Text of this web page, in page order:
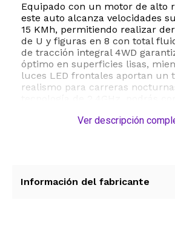
Equipado con un motor de alto
este auto alcanza velocidades
15 KMh, permitiendo realizar
de U y figuras en 8 con total
de tracción integral 4WD
óptimo en superficies lisas,
luces LED frontales aportan un
realismo para carreras
interferencias, lo que lo
La seguridad y la resistencia son
Ver descripción
Información del fabricante